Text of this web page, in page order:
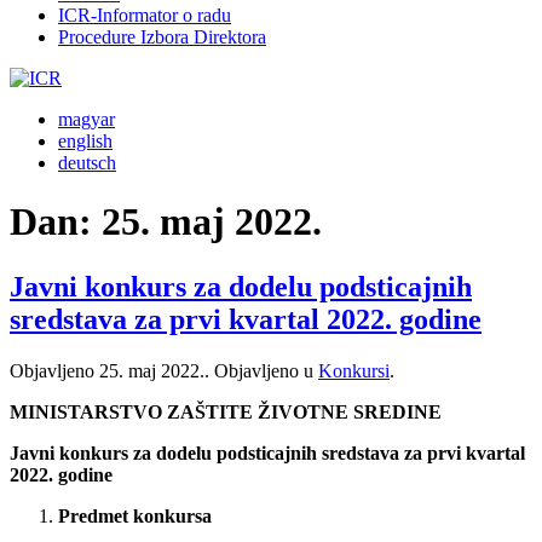
ICR-Informator o radu
Procedure Izbora Direktora
magyar
english
deutsch
Dan: 25. maj 2022.
Javni konkurs za dodelu podsticajnih
sredstava za prvi kvartal 2022. godine
Objavljeno 25. maj 2022.. Objavljeno u Konkursi.
MINISTARSTVO ZAŠTITE ŽIVOTNE SREDINE
Javni konkurs za dodelu podsticajnih sredstava za prvi kvartal
2022. godine
Predmet konkursa